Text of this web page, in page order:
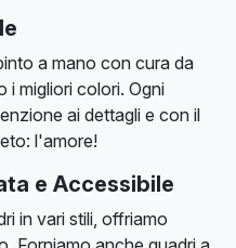
a mano con cura da
i migliori colori. Ogni
ai dettagli e con il
l'amore!
e Accessibile
in vari stili, offriamo